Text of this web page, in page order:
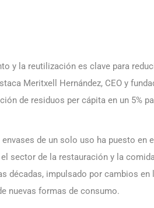
y la reutilización es clave para
Meritxell Hernández, CEO y
de residuos per cápita en un 5%
de un solo uso ha puesto en
sector de la restauración y la
décadas, impulsado por cambios en
nuevas formas de consumo.